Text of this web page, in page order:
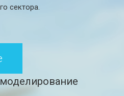
сектора.